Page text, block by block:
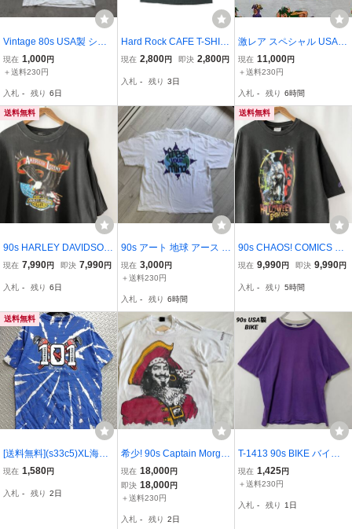
Vintage 80s USA製 シン
グルステッチ パロディ 企
業 ウォッカ Tシャツ ヴィ
ーク 検 60s 70s 映画 MO
VIE バンド
現在 1,000円
＋送料230円
入札 - 残り 6日
Hard Rock CAFE T-SHIR
TS 2000s T036 ハードロ
ャツ 2000年代
現在 2,800円 即決 2,800円
入札 - 残り 3日
激レア スペシャル USA製
当時物 80 90s ビンテージ
オリジナル ハーレークイ
クス エロT 48手 プリント
Tシャツ XL
現在 11,000円
＋送料230円
入札 - 残り 6時間
送料無料
90s HARLEY DAVIDSON
イーグル シールド リボン
ージ 90年代 ハーレーダビ
ヴィンテージ
現在 7,990円 即決 7,990円
入札 - 残り 6日
90s アート 地球 アース 太
陽 サン Tシャツ XL USA
製 ボロ ペンキ 棒人間 Vin
ージ シングルステッチ ア
メリカ OLD
現在 3,000円
＋送料230円
入札 - 残り 6時間
送料無料
90s CHAOS! COMICS HA
LLOWEEN BASH Tシャ
オスコミック ハロウィン
コミ ヴィンテージ
現在 9,990円 即決 9,990円
入札 - 残り 5時間
送料無料
[送料無料](s33c5)XL海外
労働組合パイプ職人・配
aアメリカ製輸入古着半袖
現在 1,580円
入札 - 残り 2日
希少! 90s Captain Morga
n 両面プリント Tシャツ X
L ビンテージ USA製 キャ
プテンモルガン 企業 アド
現在 18,000円
即決 18,000円
＋送料230円
入札 - 残り 2日
T-1413 90s BIKE バイク
USA製 フェイクレイヤー
ド 無地 Tシャツ 半袖 ダブ
ープル グレー アメカジ
現在 1,425円
＋送料230円
入札 - 残り 1日